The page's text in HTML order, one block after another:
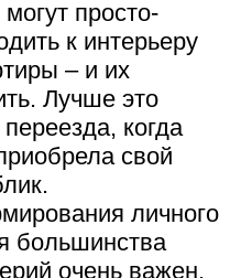
просто-
к интерьеру
– и их
Лучше это
когда
свой
личного
большинства
очень важен.